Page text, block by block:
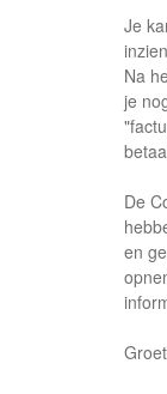
Je
Na
je
De
en